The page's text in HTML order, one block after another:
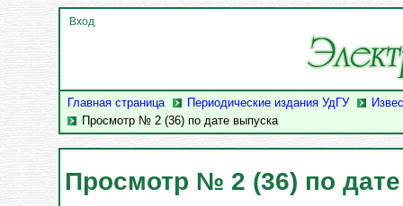
Главная страница Периодические издания УдГУ
Просмотр № 2 (36) по дате выпуска
Вход
Просмотр № 2 (36) по